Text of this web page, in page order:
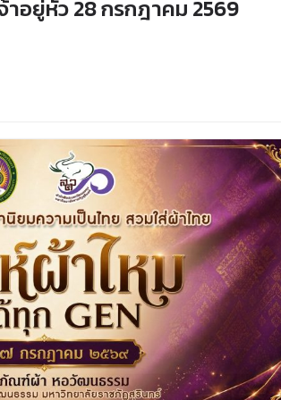
าอยู่หัว 28 กรกฎาคม 2569